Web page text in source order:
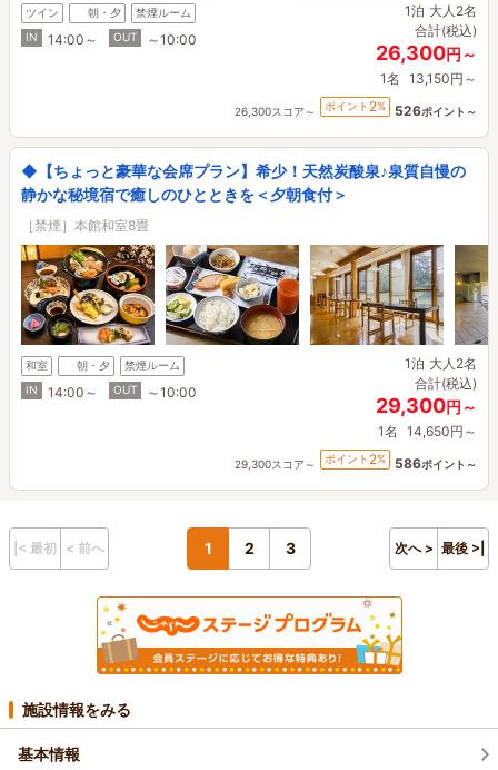
ツイン 朝・夕
禁煙ルーム
IN
14:00～ OUT ～10:00
1泊 大人2名
合計(税込)
26,300円～
1名 13,150円～
26,300スコア～ ポイント 2% 526ポイント～
◆【ちょっと豪華な会席プラン】希少！天然炭酸泉♪泉質自慢の
静かな秘境宿で癒しのひとときを＜夕朝食付＞
［禁煙］本館和室8畳
和室 朝・夕
禁煙ルーム
IN
14:00～ OUT ～10:00
1泊 大人2名
合計(税込)
29,300円～
1名 14,650円～
29,300スコア～ ポイント 2% 586ポイント～
|< 最初 < 前へ 1 2 3 次へ > 最後 >|
施設情報をみる
基本情報